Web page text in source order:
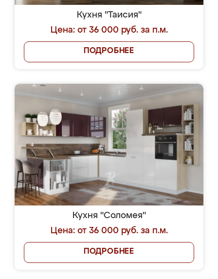
Кухня "Таисия"
Цена: от 36 000 руб. за п.м.
ПОДРОБНЕЕ
Кухня "Соломея"
Цена: от 36 000 руб. за п.м.
ПОДРОБНЕЕ